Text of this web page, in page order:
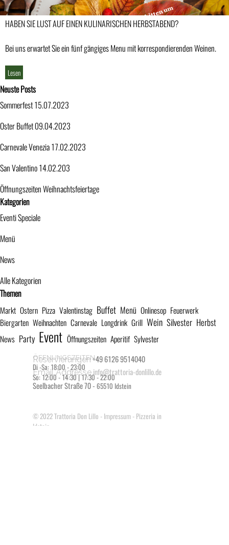
HABEN SIE LUST AUF EINEN KULINARISCHEN HERBSTABEND?
Bei uns erwartet Sie ein fünf gängiges Menu mit korrespondierenden Weinen.
Lesen
Block überspringen Neuste Posts
Neuste Posts
Sommerfest 15.07.2023
Oster Buffet 09.04.2023
Carnevale Venezia 17.02.2023
San Valentino 14.02.203
Öffnungszeiten Weihnachtsfeiertage
Block überspringen Kategorien
Kategorien
Eventi Speciale
Menü
News
Alle Kategorien
Block überspringen Themen
Themen
Markt Ostern Pizza Valentinstag Buffet Menü Onlinesop Feuerwerk
Biergarten Weihnachten Carnevale Longdrink Grill Wein Silvester Herbst
News Party Event Öffnungszeiten Aperitif Sylvester
© 2022Trattoria Don Lillo - Impressum - Pizzeria in
Idstein
Reservierungen+49 6126 9514040
Email Addresseinfo@trattoria-donlillo.de
ÖFFNUNGSZEITEN
Di -Sa: 18:00 - 23:00
So: 12:00 - 14:30 | 17:30 - 22:00
Seelbacher Straße 70 - 65510 Idstein